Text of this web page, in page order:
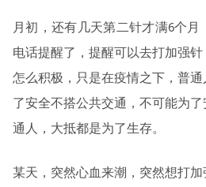
月初，还有几天第二针才满6个
电话提醒了，提醒可以去打加强
怎么积极，只是在疫情之下，普
了安全不搭公共交通，不可能为
通人，大抵都是为了生存。
某天，突然心血来潮，突然想打